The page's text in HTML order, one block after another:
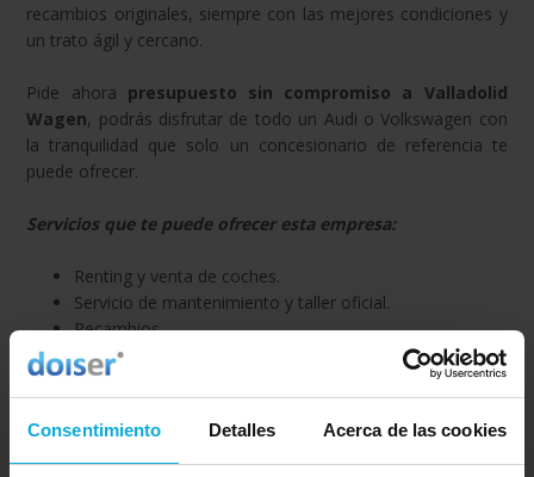
Consentimiento Detalles Acerca de las cookies
recambios originales, siempre con las mejores condiciones y
un trato ágil y cercano.
Pide ahora presupuesto sin compromiso a Valladolid
Wagen, podrás disfrutar de todo un Audi o Volkswagen con
la tranquilidad que solo un concesionario de referencia te
puede ofrecer.
Servicios que te puede ofrecer esta empresa:
Renting y venta de coches.
Servicio de mantenimiento y taller oficial.
Recambios.
Servicios financieros.
Empresa relacionada con la categoría: Renting de